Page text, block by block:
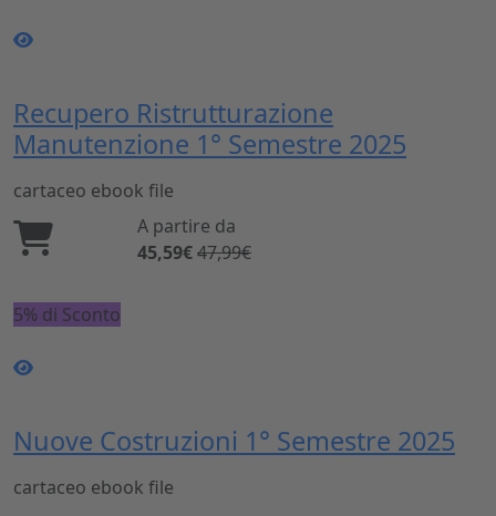
Recupero Ristrutturazione
Manutenzione 1° Semestre 2025
cartaceo ebook file
A partire da
45,59€47,99€
5% di Sconto
Nuove Costruzioni 1° Semestre 2025
cartaceo ebook file